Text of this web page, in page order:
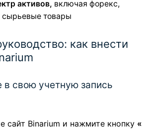
активов, включая форекс,
сырьевые товары
как внести
в свою учетную запись
сайт Binarium и нажмите кнопку «